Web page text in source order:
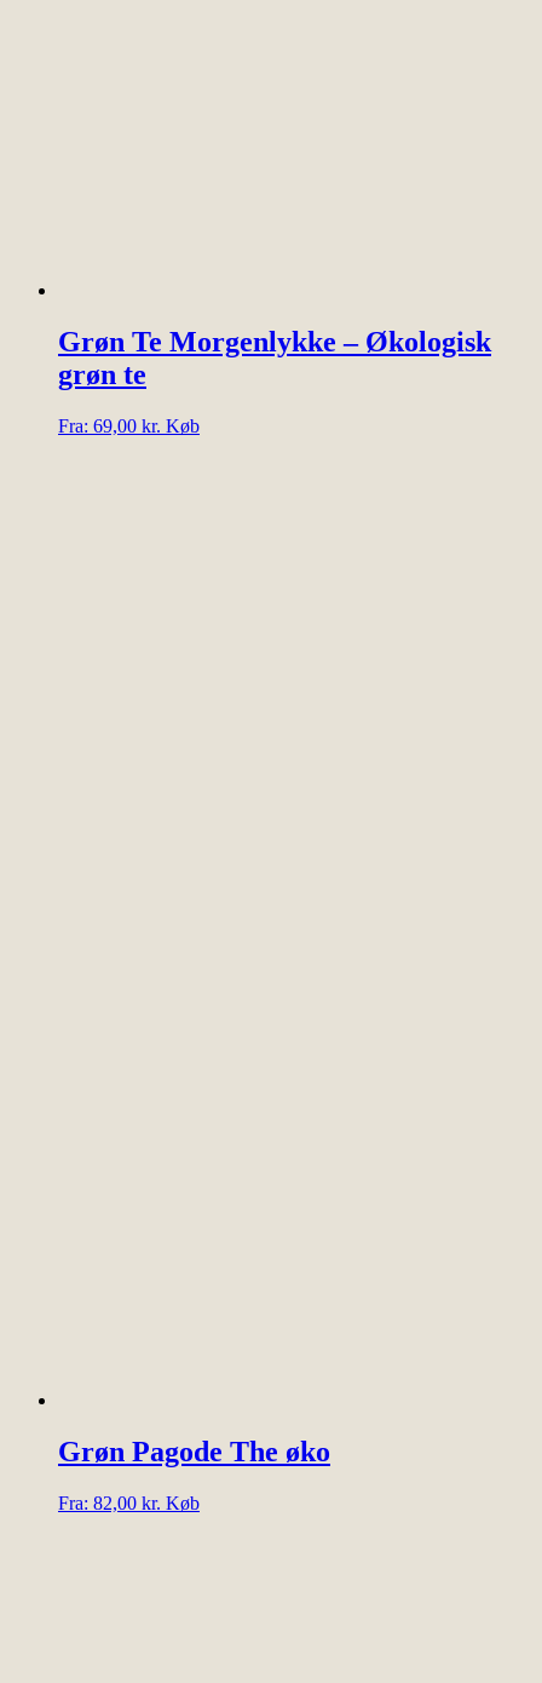
Grøn Te Morgenlykke – Økologisk
grøn te
Fra: 69,00 kr. KøbDette
Grøn Pagode The øko
Fra: 82,00 kr. KøbDette